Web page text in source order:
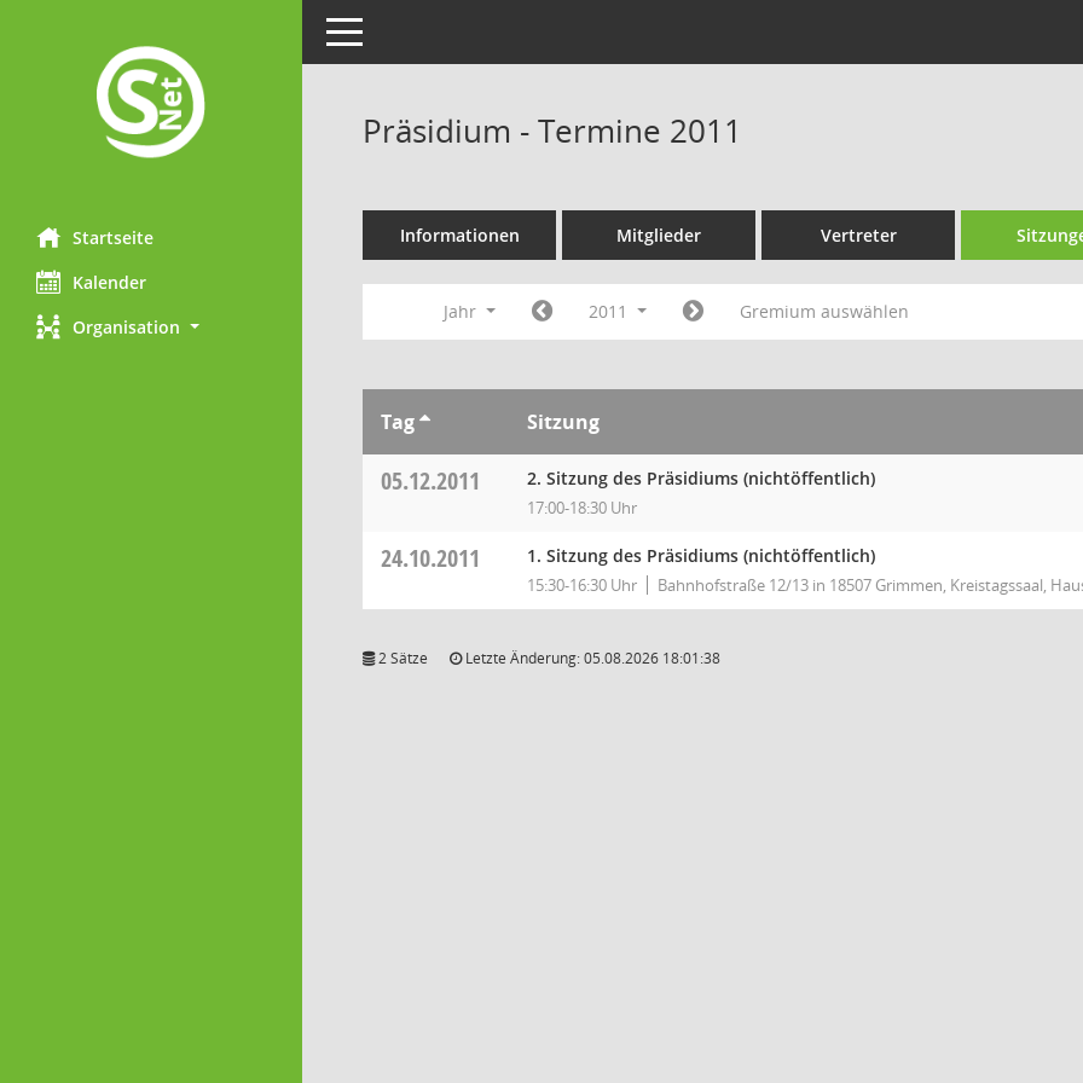
Startseite
Kalender
Organisation
Toggle navigation
Präsidium - Termine 2011
Informationen Mitglieder Vertreter
Jahr 2011 Gremium auswählen
Tag Sitzung
05.12.2011 2. Sitzung des Präsidiums (nichtöffentlich)
17:00-18:30 Uhr
24.10.2011 1. Sitzung des Präsidiums (nichtöffentlich)
15:30-16:30 Uhr Bahnhofstraße 12/13 in 18507 Grimmen, Kreistagssaal,
2 Sätze Letzte Änderung: 05.08.2026 18:01:38